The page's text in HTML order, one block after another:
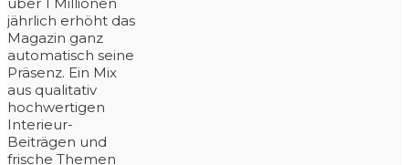
jährlich erhöht das
Magazin ganz
automatisch seine
Präsenz. Ein Mix
aus qualitativ
hochwertigen
Interieur-
Beiträgen und
frische Themen